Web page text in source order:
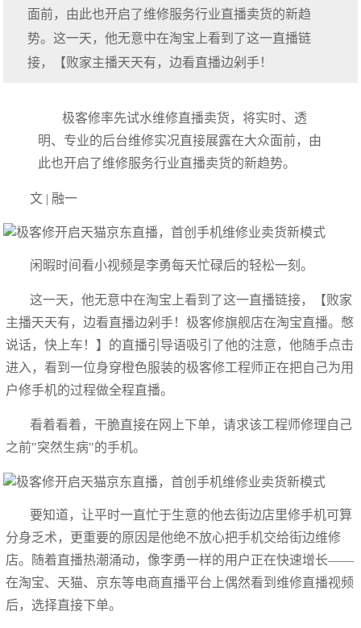
面前，由此也开启了维修服务行业直播卖货的新趋
势。这一天，他无意中在淘宝上看到了这一直播链
接，【败家主播天天有，边看直播边剁手！
极客修率先试水维修直播卖货，将实时、透
明、专业的后台维修实况直接展露在大众面前，由
此也开启了维修服务行业直播卖货的新趋势。
文 | 融一
闲暇时间看小视频是李勇每天忙碌后的轻松一刻。
这一天，他无意中在淘宝上看到了这一直播链接，【败家
主播天天有，边看直播边剁手！极客修旗舰店在淘宝直播。憋
说话，快上车！】的直播引导语吸引了他的注意，他随手点击
进入，看到一位身穿橙色服装的极客修工程师正在把自己为用
户修手机的过程做全程直播。
看着看着，干脆直接在网上下单，请求该工程师修理自己
之前"突然生病"的手机。
要知道，让平时一直忙于生意的他去街边店里修手机可算
分身乏术，更重要的原因是他绝不放心把手机交给街边维修
店。随着直播热潮涌动，像李勇一样的用户正在快速增长——
在淘宝、天猫、京东等电商直播平台上偶然看到维修直播视频
后，选择直接下单。